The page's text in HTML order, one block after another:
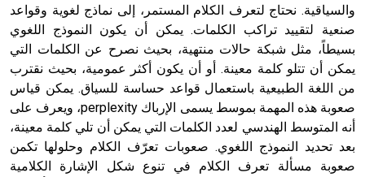
والسياقية. نحتاج لتعرف الكلام المستمر، إلى نماذج لغوية وقواعد
صنعية لتقييد تراكب الكلمات. يمكن أن يكون النموذج اللغوي
بسيطاً، مثل شبكة حالات منتهية، بحيث نصرح عن الكلمات التي
يمكن أن تتلو كلمة معينة. أو أن يكون أكثر عمومية، بحيث نقترب
من اللغة الطبيعية باستعمال قواعد حساسة للسياق. يمكن قياس
صعوبة هذه المهمة بموسط يسمى الإرباك perplexity، ويعرف على
أنه المتوسط الهندسي لعدد الكلمات التي يمكن أن تلي كلمة معينة،
بعد تحديد النموذج اللغوي. صعوبات تعرّف الكلام وحلولها تكمن
صعوبة مسألة تعرف الكلام في تنوع شكل الإشارة الكلامية